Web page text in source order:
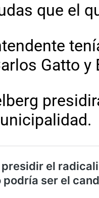
que el
Gatto